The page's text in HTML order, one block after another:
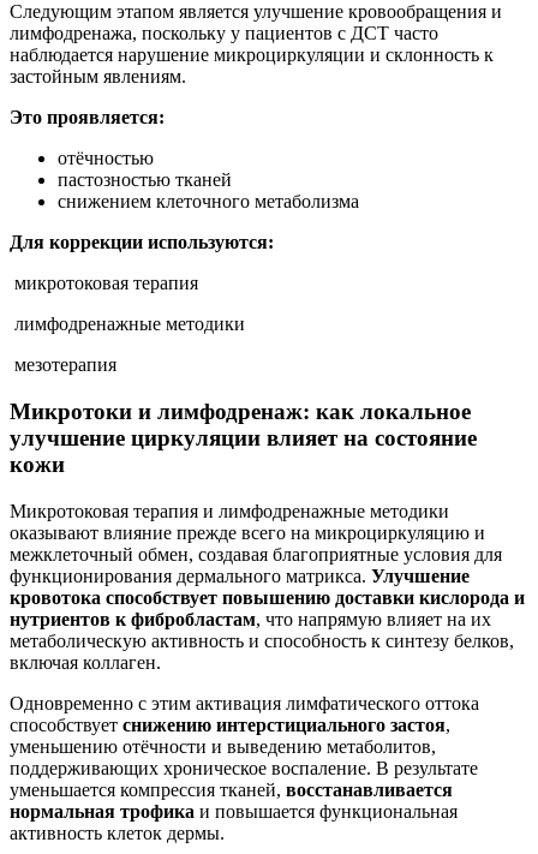
Следующим этапом является улучшение кровообращения и
лимфодренажа, поскольку у пациентов с ДСТ часто
наблюдается нарушение микроциркуляции и склонность к
застойным явлениям.
Это проявляется:
отёчностью
пастозностью тканей
снижением клеточного метаболизма
Для коррекции используются:
микротоковая терапия
лимфодренажные методики
мезотерапия
Микротоки и лимфодренаж: как локальное
улучшение циркуляции влияет на состояние
кожи
Микротоковая терапия и лимфодренажные методики
оказывают влияние прежде всего на микроциркуляцию и
межклеточный обмен, создавая благоприятные условия для
функционирования дермального матрикса. Улучшение
кровотока способствует повышению доставки кислорода и
нутриентов к фибробластам, что напрямую влияет на их
метаболическую активность и способность к синтезу белков,
включая коллаген.
Одновременно с этим активация лимфатического оттока
способствует снижению интерстициального застоя,
уменьшению отёчности и выведению метаболитов,
поддерживающих хроническое воспаление. В результате
уменьшается компрессия тканей, восстанавливается
нормальная трофика и повышается функциональная
активность клеток дермы.